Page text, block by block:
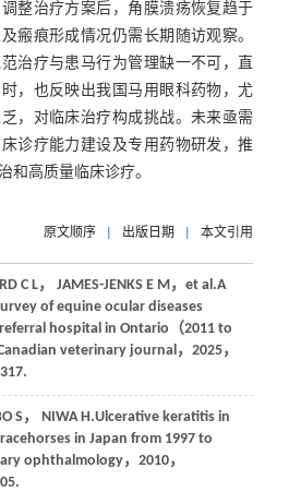
整治疗方案后，角膜溃疡恢复趋于
瘢痕形成情况仍需长期随访观察。
治疗与患马行为管理缺一不可，直
，也反映出我国马用眼科药物，尤
，对临床治疗构成挑战。未来亟需
诊疗能力建设及专用药物研发，推
和高质量临床诊疗。
原文顺序 出版日期 本文引用
C L， JAMES-JENKS E M， et al.A
of equine ocular diseases
hospital in Ontario（2011 to
veterinary journal， 2025，
S ， NIWA H.Ulcerative keratitis in
in Japan from 1997 to
ophthalmology， 2010，